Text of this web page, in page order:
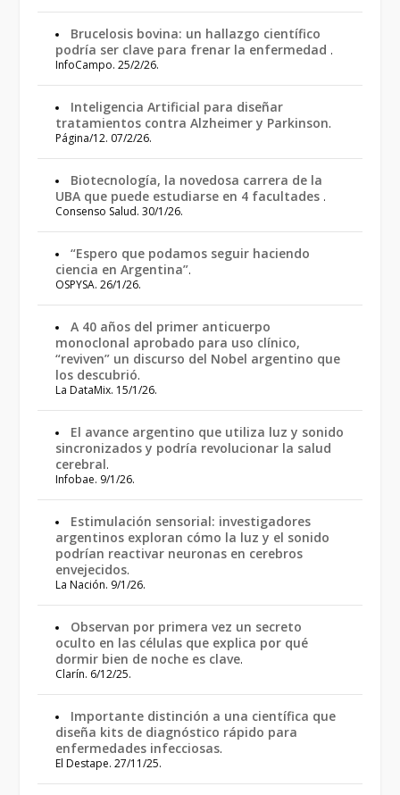
Brucelosis bovina: un hallazgo científico
podría ser clave para frenar la enfermedad .
InfoCampo. 25/2/26.
Inteligencia Artificial para diseñar
tratamientos contra Alzheimer y Parkinson.
Página/12. 07/2/26.
Biotecnología, la novedosa carrera de la
UBA que puede estudiarse en 4 facultades .
Consenso Salud. 30/1/26.
“Espero que podamos seguir haciendo
ciencia en Argentina”.
OSPYSA. 26/1/26.
A 40 años del primer anticuerpo
monoclonal aprobado para uso clínico,
“reviven” un discurso del Nobel argentino que
los descubrió.
La DataMix. 15/1/26.
El avance argentino que utiliza luz y sonido
sincronizados y podría revolucionar la salud
cerebral.
Infobae. 9/1/26.
Estimulación sensorial: investigadores
argentinos exploran cómo la luz y el sonido
podrían reactivar neuronas en cerebros
envejecidos.
La Nación. 9/1/26.
Observan por primera vez un secreto
oculto en las células que explica por qué
dormir bien de noche es clave.
Clarín. 6/12/25.
Importante distinción a una científica que
diseña kits de diagnóstico rápido para
enfermedades infecciosas.
El Destape. 27/11/25.